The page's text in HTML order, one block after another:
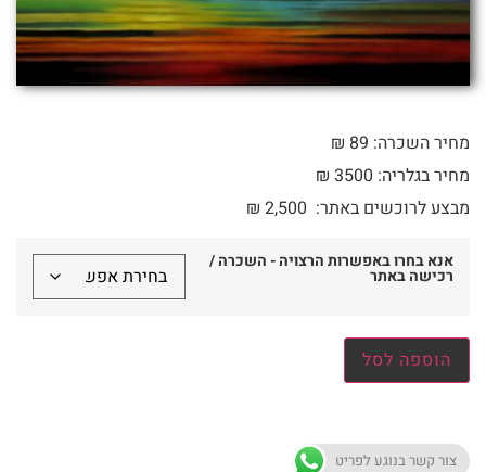
מחיר השכרה: 89 ₪
מחיר בגלריה: 3500 ₪
מבצע לרוכשים באתר:
₪ 2,500
אנא בחרו באפשרות הרצויה - השכרה /
רכישה באתר
הוספה לסל
צור קשר בנוגע לפריט